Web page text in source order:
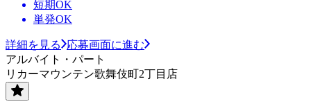
短期OK
単発OK
詳細を見る
応募画面に進む
アルバイト・パート
リカーマウンテン歌舞伎町2丁目店